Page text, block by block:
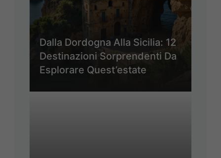
Dalla Dordogna Alla Sicilia: 12
Destinazioni Sorprendenti Da
Esplorare Quest’estate